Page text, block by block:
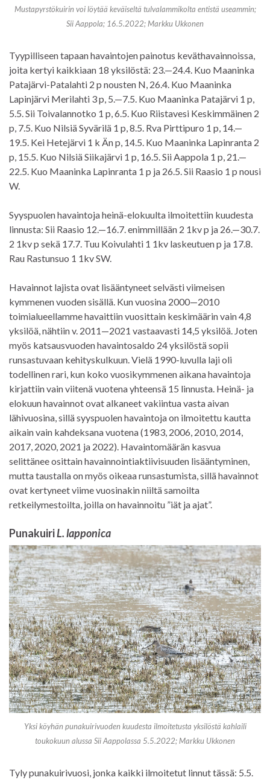
Mustapyrstökuirin voi löytää keväiseltä tulvalammikolta entistä useammin;
Sii Aappola; 16.5.2022; Markku Ukkonen
Tyypilliseen tapaan havaintojen painotus keväthavainnoissa,
joita kertyi kaikkiaan 18 yksilöstä: 23.—24.4. Kuo Maaninka
Patajärvi-Patalahti 2 p nousten N, 26.4. Kuo Maaninka
Lapinjärvi Merilahti 3 p, 5.—7.5. Kuo Maaninka Patajärvi 1 p,
5.5. Sii Toivalannotko 1 p, 6.5. Kuo Riistavesi Keskimmäinen 2
p, 7.5. Kuo Nilsiä Syvärilä 1 p, 8.5. Rva Pirttipuro 1 p, 14.—
19.5. Kei Hetejärvi 1 k Än p, 14.5. Kuo Maaninka Lapinranta 2
p, 15.5. Kuo Nilsiä Siikajärvi 1 p, 16.5. Sii Aappola 1 p, 21.—
22.5. Kuo Maaninka Lapinranta 1 p ja 26.5. Sii Raasio 1 p nousi
W.
Syyspuolen havaintoja heinä-elokuulta ilmoitettiin kuudesta
linnusta: Sii Raasio 12.—16.7. enimmillään 2 1kv p ja 26.—30.7.
2 1kv p sekä 17.7. Tuu Koivulahti 1 1kv laskeutuen p ja 17.8.
Rau Rastunsuo 1 1kv SW.
Havainnot lajista ovat lisääntyneet selvästi viimeisen
kymmenen vuoden sisällä. Kun vuosina 2000—2010
toimialueellamme havaittiin vuosittain keskimäärin vain 4,8
yksilöä, nähtiin v. 2011—2021 vastaavasti 14,5 yksilöä. Joten
myös katsausvuoden havaintosaldo 24 yksilöstä sopii
runsastuvaan kehityskulkuun. Vielä 1990-luvulla laji oli
todellinen rari, kun koko vuosikymmenen aikana havaintoja
kirjattiin vain viitenä vuotena yhteensä 15 linnusta. Heinä- ja
elokuun havainnot ovat alkaneet vakiintua vasta aivan
lähivuosina, sillä syyspuolen havaintoja on ilmoitettu kautta
aikain vain kahdeksana vuotena (1983, 2006, 2010, 2014,
2017, 2020, 2021 ja 2022). Havaintomäärän kasvua
selittänee osittain havainnointiaktiivisuuden lisääntyminen,
mutta taustalla on myös oikeaa runsastumista, sillä havainnot
ovat kertyneet viime vuosinakin niiltä samoilta
retkeilymestoilta, joilla on havainnoitu ”iät ja ajat”.
PunakuiriL. lapponica
Yksi köyhän punakuirivuoden kuudesta ilmoitetusta yksilöstä kahlaili
toukokuun alussa Sii Aappolassa 5.5.2022; Markku Ukkonen
Tyly punakuirivuosi, jonka kaikki ilmoitetut linnut tässä: 5.5.